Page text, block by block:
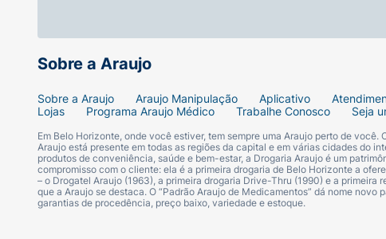
Sobre a Araujo
Sobre a Araujo Araujo Manipulação Aplicativo
Lojas
Programa Araujo Médico Trabalhe Conosco Seja
Em Belo Horizonte, onde você estiver, tem sempre uma Araujo perto de
Araujo está presente em todas as regiões da capital e em várias cidades do
produtos de conveniência, saúde e bem-estar, a Drogaria Araujo é um
compromisso com o cliente: ela é a primeira drogaria de Belo Horizonte a
– o Drogatel Araujo (1963), a primeira drogaria Drive-Thru (1990) e a
que a Araujo se destaca. O “Padrão Araujo de Medicamentos” dá nome
garantias de procedência, preço baixo, variedade e estoque.